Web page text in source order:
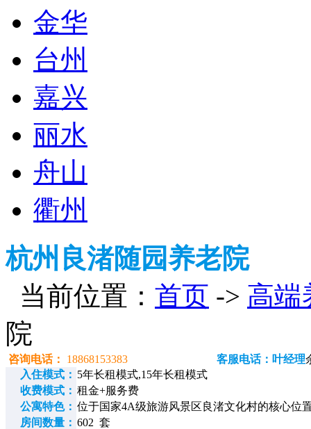
金华
台州
嘉兴
丽水
舟山
衢州
杭州良渚随园养老院
当前位置： 首页 -> 高端
院
咨询电话： 18868153383 客服电话：叶经理
入住模式： 5年长租模式,15年长租模式
收费模式： 租金+服务费
公寓特色： 位于国家4A级旅游风景区良渚文化村的核心位
房间数量： 602 套